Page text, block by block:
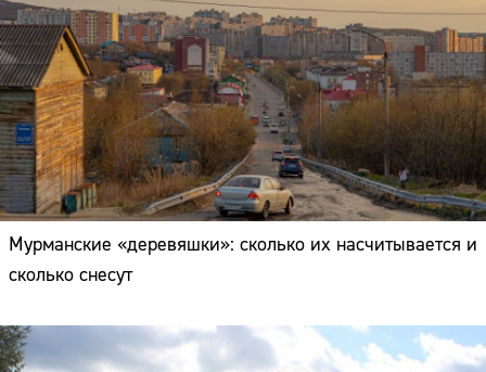
Мурманские «деревяшки»: сколько их насчитывается и
сколько снесут